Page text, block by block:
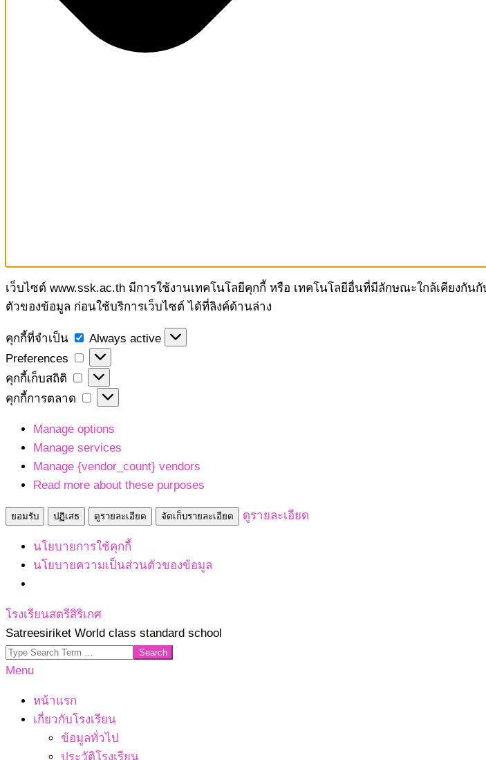
เว็บไซต์ www.ssk.ac.th มีการใช้งานเทคโนโลยีคุกกี้ หรือ เทคโนโลยีอื่นที่มีลักษณะใกล้เคียง
ตัวของข้อมูล ก่อนใช้บริการเว็บไซต์ ได้ที่ลิงค์ด้านล่าง
คุกกี้ที่จำเป็น
คุกกี้
ที่
จำเป็น
Always active
Preferences
Preferences
คุกกี้เก็บสถิติ
คุกกี้
เก็บ
คุกกี้การตลาด
คุกกี้
ตลาด
Manage options
Manage services
Manage {vendor_count} vendors
Read more about these purposes
ยอมรับ ปฏิเสธ ดูรายละเอียด จัดเก็บรายละเอียด ดูรายละเอียด
นโยบายการใช้คุกกี้
นโยบายความเป็นส่วนตัวของข้อมูล
Skip
to
content
โรงเรียนสตรีสิริเกศ
Satreesiriket World class standard school
Search
Primary
Menu
Menu
หน้าแรก
เกี่ยวกับโรงเรียน
ข้อมูลทั่วไป
ประวัติโรงเรียน